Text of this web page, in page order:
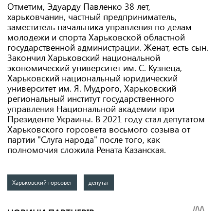
Отметим, Эдуарду Павленко 38 лет,
харьковчанин, частный предприниматель,
заместитель начальника управления по делам
молодежи и спорта Харьковской областной
государственной администрации. Женат, есть сын.
Закончил Харьковский национальной
экономический университет им. С. Кузнеца,
Харьковский национальный юридический
университет им. Я. Мудрого, Харьковский
региональный институт государственного
управления Национальной академии при
Президенте Украины. В 2021 году стал депутатом
Харьковского горсовета восьмого созыва от
партии "Слуга народа" после того, как
полномочия сложила Рената Казанская.
Харьковский горсовет депутат